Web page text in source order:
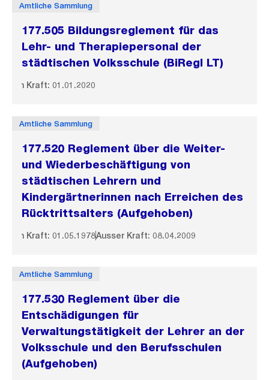
Amtliche Sammlung
177.505 Bildungsreglement für das
Lehr- und Therapiepersonal der
städtischen Volksschule (BiRegl LT)
In Kraft: 01.01.2020
Amtliche Sammlung
177.520 Reglement über die Weiter-
und Wiederbeschäftigung von
städtischen Lehrern und
Kindergärtnerinnen nach Erreichen des
Rücktrittsalters (Aufgehoben)
In Kraft: 01.05.1978Ausser Kraft: 08.04.2009
Amtliche Sammlung
177.530 Reglement über die
Entschädigungen für
Verwaltungstätigkeit der Lehrer an der
Volksschule und den Berufsschulen
(Aufgehoben)